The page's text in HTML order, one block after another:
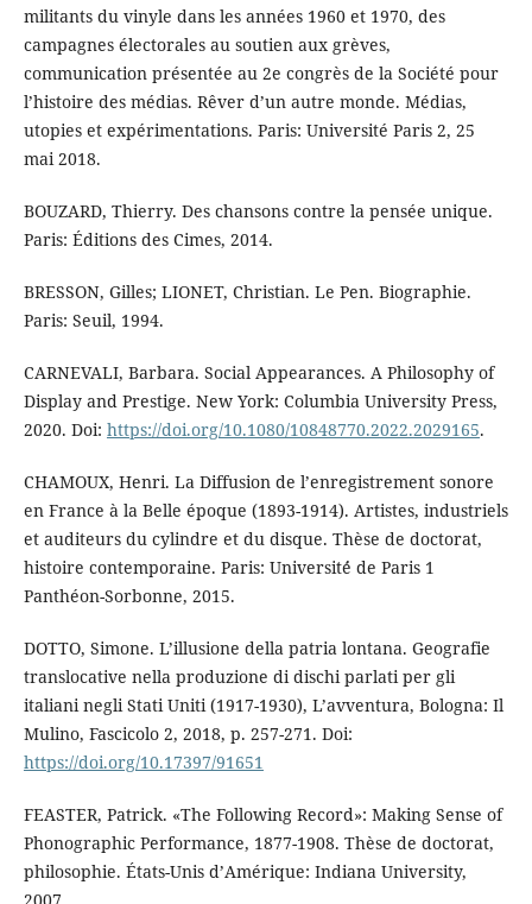
militants du vinyle dans les années 1960 et 1970, des
campagnes électorales au soutien aux grèves,
communication présentée au 2e congrès de la Société pour
l’histoire des médias. Rêver d’un autre monde. Médias,
utopies et expérimentations. Paris: Université Paris 2, 25
mai 2018.
BOUZARD, Thierry. Des chansons contre la pensée unique.
Paris: Éditions des Cimes, 2014.
BRESSON, Gilles; LIONET, Christian. Le Pen. Biographie.
Paris: Seuil, 1994.
CARNEVALI, Barbara. Social Appearances. A Philosophy of
Display and Prestige. New York: Columbia University Press,
2020. Doi: https://doi.org/10.1080/10848770.2022.2029165.
CHAMOUX, Henri. La Diffusion de l’enregistrement sonore
en France à la Belle époque (1893-1914). Artistes, industriels
et auditeurs du cylindre et du disque. Thèse de doctorat,
histoire contemporaine. Paris: Université́ de Paris 1
Panthéon-Sorbonne, 2015.
DOTTO, Simone. L’illusione della patria lontana. Geografie
translocative nella produzione di dischi parlati per gli
italiani negli Stati Uniti (1917-1930), L’avventura, Bologna: Il
Mulino, Fascicolo 2, 2018, p. 257-271. Doi:
https://doi.org/10.17397/91651
FEASTER, Patrick. «The Following Record»: Making Sense of
Phonographic Performance, 1877-1908. Thèse de doctorat,
philosophie. États-Unis d’Amérique: Indiana University,